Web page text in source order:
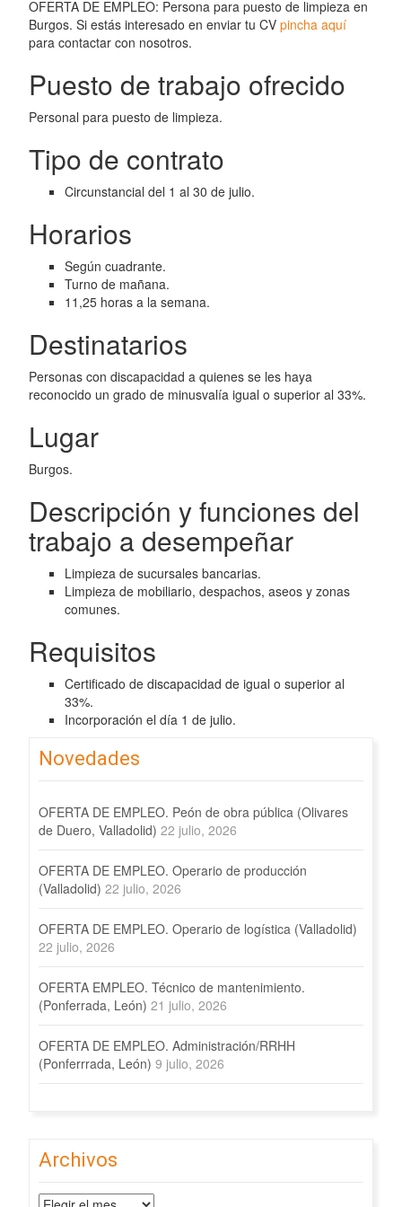
OFERTA DE EMPLEO: Persona para puesto de limpieza en
Burgos. Si estás interesado en enviar tu CV pincha aquí
para contactar con nosotros.
Puesto de trabajo ofrecido
Personal para puesto de limpieza.
Tipo de contrato
Circunstancial del 1 al 30 de julio.
Horarios
Según cuadrante.
Turno de mañana.
11,25 horas a la semana.
Destinatarios
Personas con discapacidad a quienes se les haya
reconocido un grado de minusvalía igual o superior al 33%.
Lugar
Burgos.
Descripción y funciones del
trabajo a desempeñar
Limpieza de sucursales bancarias.
Limpieza de mobiliario, despachos, aseos y zonas
comunes.
Requisitos
Certificado de discapacidad de igual o superior al
33%.
Incorporación el día 1 de julio.
Novedades
OFERTA DE EMPLEO. Peón de obra pública (Olivares
de Duero, Valladolid) 22 julio, 2026
OFERTA DE EMPLEO. Operario de producción
(Valladolid) 22 julio, 2026
OFERTA DE EMPLEO. Operario de logística (Valladolid)
22 julio, 2026
OFERTA EMPLEO. Técnico de mantenimiento.
(Ponferrada, León) 21 julio, 2026
OFERTA DE EMPLEO. Administración/RRHH
(Ponferrrada, León) 9 julio, 2026
Archivos
Archivos